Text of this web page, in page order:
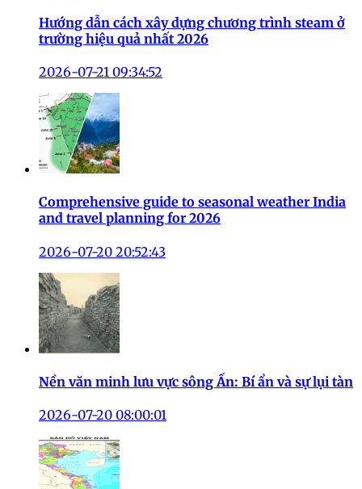
Hướng dẫn cách xây dựng chương trình steam ở
trường hiệu quả nhất 2026
2026-07-21 09:34:52
Comprehensive guide to seasonal weather India
and travel planning for 2026
2026-07-20 20:52:43
Nền văn minh lưu vực sông Ấn: Bí ẩn và sự lụi tàn
2026-07-20 08:00:01